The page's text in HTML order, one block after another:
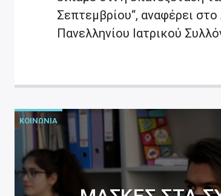
Σεπτεμβρίου“, αναφέρει
Πανελληνίου Ιατρικού
ΚΟΙΝΩΝΙΑ